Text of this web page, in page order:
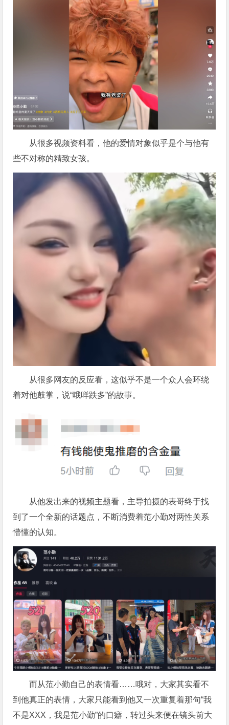
从很多视频资料看，他的爱情对象似乎是个与他有
些不对称的精致女孩。
从很多网友的反应看，这似乎不是一个众人会环绕
着对他鼓掌，说“哦咩跌多”的故事。
从他发出来的视频主题看，主导拍摄的表哥终于找
到了一个全新的话题点，不断消费着范小勤对两性关系
懵懂的认知。
而从范小勤自己的表情看……哦对，大家其实看不
到他真正的表情，大家只能看到他又一次重复着那句“我
不是XXX，我是范小勤”的口癖，转过头来便在镜头前大